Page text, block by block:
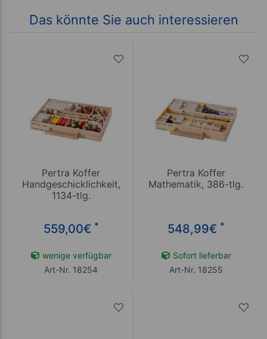
Das könnte Sie auch interessieren
Pertra Koffer
Handgeschicklichkeit,
1134-tlg.
559,00€ *
wenige verfügbar
Art-Nr. 18254
Pertra Koffer
Mathematik, 386-tlg.
548,99€ *
Sofort lieferbar
Art-Nr. 18255